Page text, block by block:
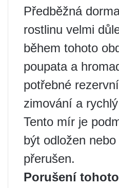
Předběžná
rostlinu velmi
během tohoto
poupata a
potřebné
zimování a
Tento mír je
být odložen
přerušen.
Porušení